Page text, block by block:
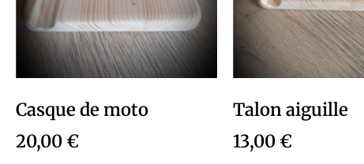
Casque de moto
20,00 €
Talon aiguille
13,00 €